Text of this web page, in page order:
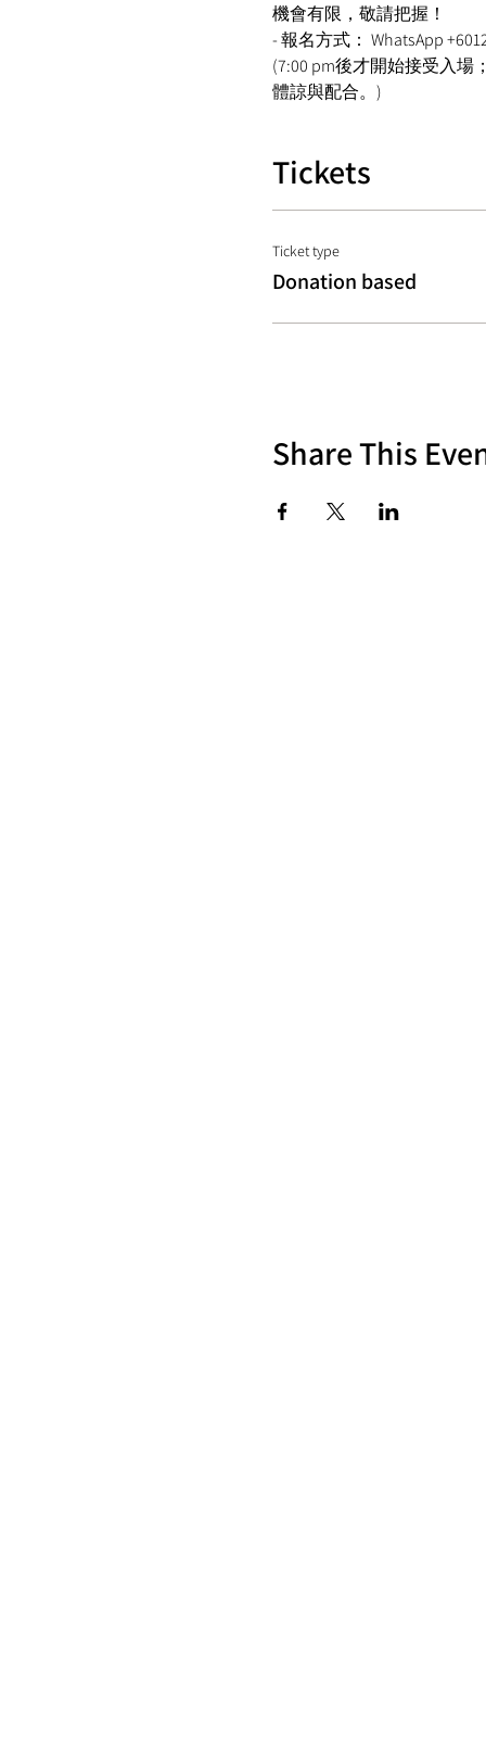
機會有限，敬請把握！
- 報名方式： WhatsApp
(7:00 pm後才開始接受入
體諒與配合。)
Tickets
Ticket type
Donation based
Share This